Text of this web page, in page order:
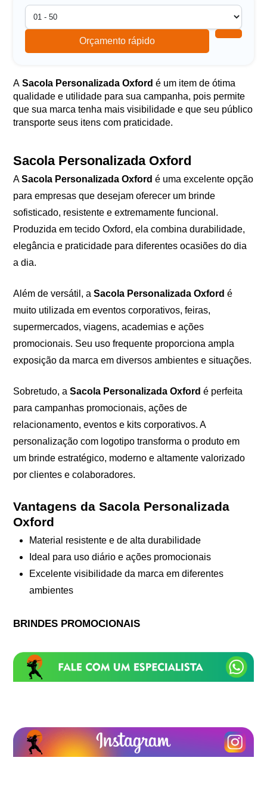
Orçamento rápido
ASacola Personalizada Oxfordé um item de ótima
qualidade e utilidade para sua campanha, pois permite
que sua marca tenha mais visibilidade e que seu público
transporte seus itens com praticidade.
Sacola Personalizada Oxford
ASacola Personalizada Oxford é uma excelente opção
para empresas que desejam oferecer um brinde
sofisticado, resistente e extremamente funcional.
Produzida em tecido Oxford, ela combina durabilidade,
elegância e praticidade para diferentes ocasiões do dia
a dia.
Além de versátil, aSacola Personalizada Oxford é
muito utilizada em eventos corporativos, feiras,
supermercados, viagens, academias e ações
promocionais. Seu uso frequente proporciona ampla
exposição da marca em diversos ambientes e situações.
Sobretudo, aSacola Personalizada Oxford é perfeita
para campanhas promocionais, ações de
relacionamento, eventos e kits corporativos. A
personalização com logotipo transforma o produto em
um brinde estratégico, moderno e altamente valorizado
por clientes e colaboradores.
Vantagens da Sacola Personalizada
Oxford
Material resistente e de alta durabilidade
Ideal para uso diário e ações promocionais
Excelente visibilidade da marca em diferentes
ambientes
BRINDES PROMOCIONAIS